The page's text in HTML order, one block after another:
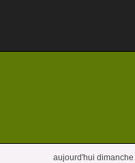
aujourd'hui